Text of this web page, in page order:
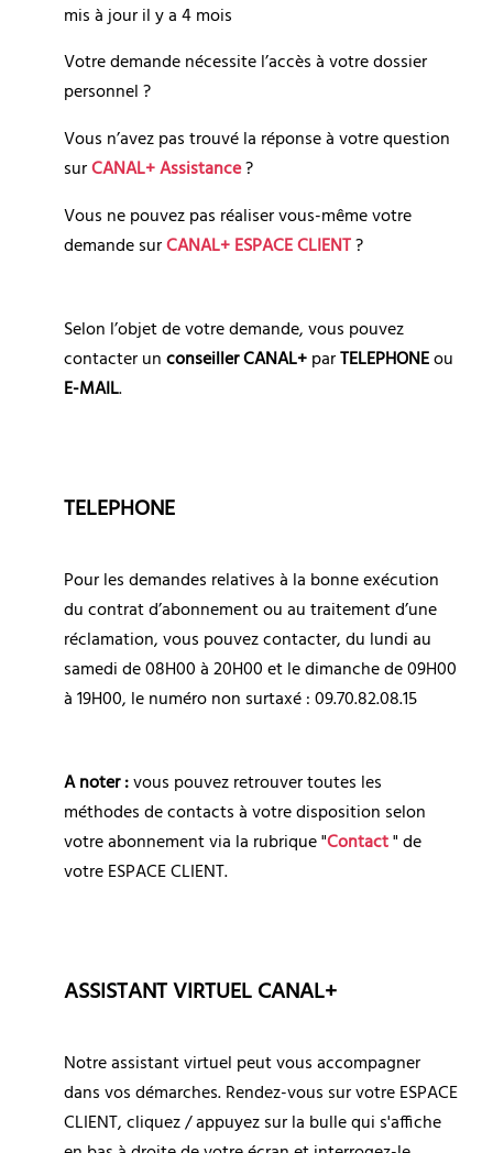
mis à jour il y a 4 mois
Votre demande nécessite l’accès à votre dossier
personnel ?
Vous n’avez pas trouvé la réponse à votre question
sur CANAL+ Assistance ?
Vous ne pouvez pas réaliser vous-même votre
demande sur CANAL+ ESPACE CLIENT ?
Selon l’objet de votre demande, vous pouvez
contacter un conseiller CANAL+ par TELEPHONE
E-MAIL.
TELEPHONE
Pour les demandes relatives à la bonne exécution
du contrat d’abonnement ou au traitement d’une
réclamation, vous pouvez contacter, du lundi au
samedi de 08H00 à 20H00 et le dimanche de 09H00
à 19H00, le numéro non surtaxé : 09.70.82.08.15
A noter : vous pouvez retrouver toutes les
méthodes de contacts à votre disposition selon
votre abonnement via la rubrique "Contact " de
votre ESPACE CLIENT.
ASSISTANT VIRTUEL CANAL+
Notre assistant virtuel peut vous accompagner
dans vos démarches. Rendez-vous sur votre ESPACE
CLIENT, cliquez / appuyez sur la bulle qui s'affiche